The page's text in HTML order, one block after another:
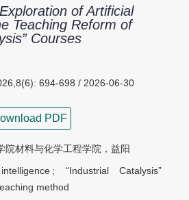
of Artificial
Teaching Reform of
Courses
694-698 / 2026-06-30
PDF
院材料与化学工程学院，益阳
; “Industrial Catalysis”
method